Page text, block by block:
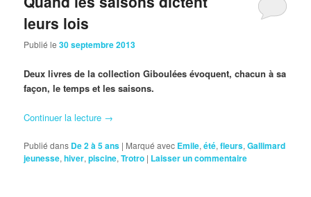
leurs lois
Publié le30 septembre 2013
Deux livres de la collection Giboulées évoquent, chacun à sa
façon, le temps et les saisons.
Continuer la lecture →
Publié dans De 2 à 5 ans | Marqué avec Emile,été,fleurs,Gallimard
jeunesse,hiver,piscine,Trotro | Laisser un commentaire